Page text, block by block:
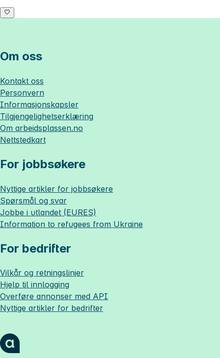
Om oss
Kontakt oss
Personvern
Informasjonskapsler
Tilgjengelighetserklæring
Om arbeidsplassen.no
Nettstedkart
For jobbsøkere
Nyttige artikler for jobbsøkere
Spørsmål og svar
Jobbe i utlandet (EURES)
Information to refugees from Ukraine
For bedrifter
Vilkår og retningslinjer
Hjelp til innlogging
Overføre annonser med API
Nyttige artikler for bedrifter